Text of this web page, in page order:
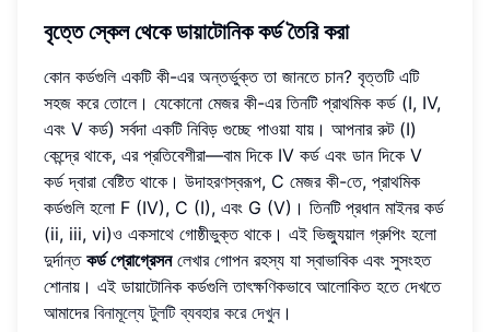
বৃত্তে স্কেল থেকে ডায়াটোনিক কর্ড তৈরি করা
কোন কর্ডগুলি একটি কী-এর অন্তর্ভুক্ত তা জানতে চান? বৃত্তটি এটি
সহজ করে তোলে। যেকোনো মেজর কী-এর তিনটি প্রাথমিক কর্ড (I, IV,
এবং V কর্ড) সর্বদা একটি নিবিড় গুচ্ছে পাওয়া যায়। আপনার রুট (I)
কেন্দ্রে থাকে, এর প্রতিবেশীরা—বাম দিকে IV কর্ড এবং ডান দিকে V
কর্ড দ্বারা বেষ্টিত থাকে। উদাহরণস্বরূপ, C মেজর কী-তে, প্রাথমিক
কর্ডগুলি হলো F (IV), C (I), এবং G (V)। তিনটি প্রধান মাইনর কর্ড
(ii, iii, vi)ও একসাথে গোষ্ঠীভুক্ত থাকে। এই ভিজ্যুয়াল গ্রুপিং হলো
দুর্দান্ত কর্ড প্রোগ্রেসনলেখার গোপন রহস্য যা স্বাভাবিক এবং সুসংহত
শোনায়। এই ডায়াটোনিক কর্ডগুলি তাৎক্ষণিকভাবে আলোকিত হতে দেখতে
আমাদের বিনামূল্যে টুলটি ব্যবহার করে দেখুন।